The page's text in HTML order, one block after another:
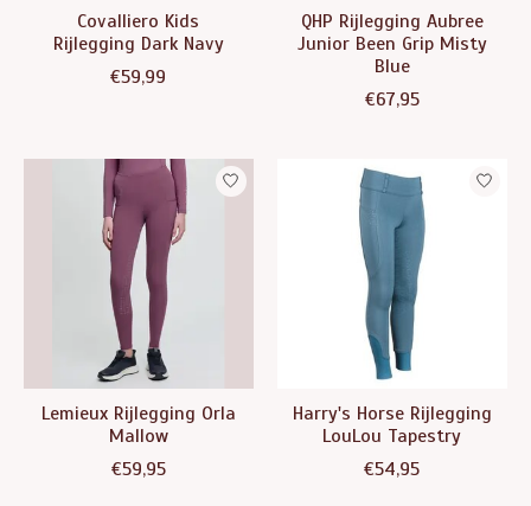
Covalliero Kids
Rijlegging Dark Navy
€59,99
QHP Rijlegging Aubree
Junior Been Grip Misty
Blue
€67,95
Lemieux Rijlegging Orla
Mallow
€59,95
Harry's Horse Rijlegging
LouLou Tapestry
€54,95